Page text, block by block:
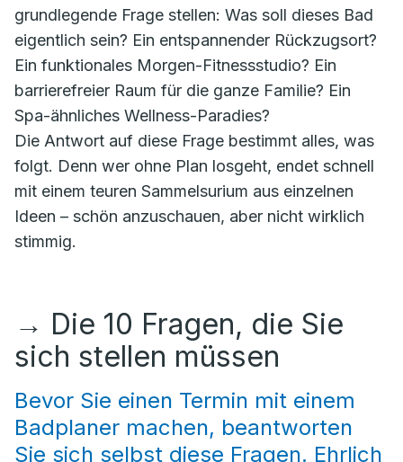
grundlegende Frage stellen: Was soll dieses Bad
eigentlich sein? Ein entspannender Rückzugsort?
Ein funktionales Morgen-Fitnessstudio? Ein
barrierefreier Raum für die ganze Familie? Ein
Spa-ähnliches Wellness-Paradies?
Die Antwort auf diese Frage bestimmt alles, was
folgt. Denn wer ohne Plan losgeht, endet schnell
mit einem teuren Sammelsurium aus einzelnen
Ideen – schön anzuschauen, aber nicht wirklich
stimmig.
→ Die 10 Fragen, die Sie
sich stellen müssen
Bevor Sie einen Termin mit einem
Badplaner machen, beantworten
Sie sich selbst diese Fragen. Ehrlich